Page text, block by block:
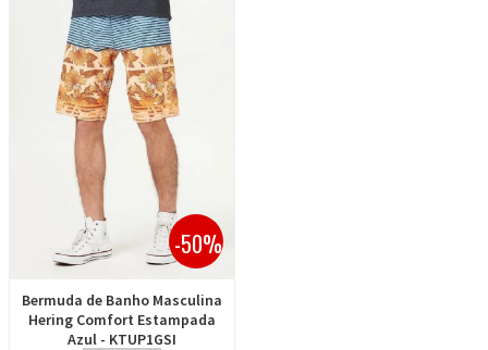
-50%
Bermuda de Banho Masculina
Hering Comfort Estampada
Azul - KTUP1GSI